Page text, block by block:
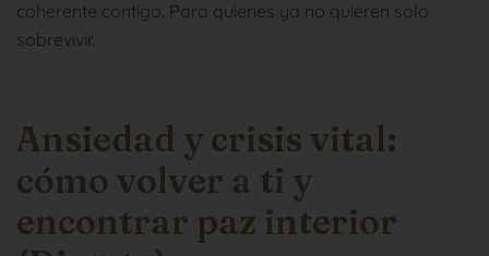
coherente contigo. Para quienes ya no quieren solo
sobrevivir.
Ansiedad y crisis vital:
cómo volver a ti y
encontrar paz interior